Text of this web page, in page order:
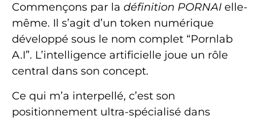
Commençons par la définition PORNAI elle-
même. Il s’agit d’un token numérique
développé sous le nom complet “Pornlab
A.I”. L’intelligence artificielle joue un rôle
central dans son concept.
Ce qui m’a interpellé, c’est son
positionnement ultra-spécialisé dans